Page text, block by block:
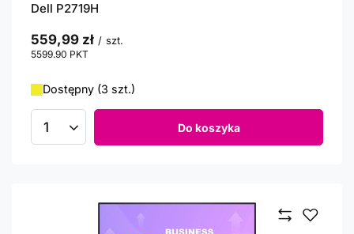
Dell P2719H
559,99 zł / szt.
5599.90 PKT
Dostępny (3 szt.)
Ilość produktów Do koszyka